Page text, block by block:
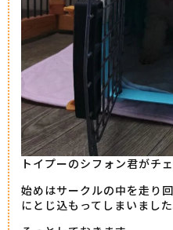
トイプーのシフォン君がチ
始めはサークルの中を走り
にとじ込もってしまいました